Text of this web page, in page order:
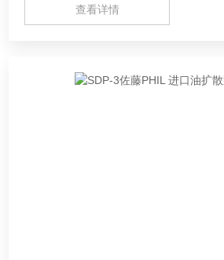
查看详情